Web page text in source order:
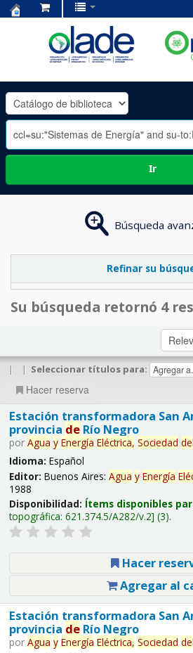
OLADE
-
Ir
Búsqueda
Refinar su
Su búsqueda retornó 4
| | Seleccionar títulos para:
Hacer reserva
Estación transformadora San
provincia deRío Negro
por Agua y Energía Eléctrica, Sociedad de
Idioma: Español
Editor: Buenos Aires: Agua y Energía
1988
Disponibilidad: Ítems disponibles
topográfica: 621.374.5/A282/v.2 (3).
Hacer
Agregar al
Estación transformadora San
provincia deRío Negro
por Agua y Energía Eléctrica, Sociedad de